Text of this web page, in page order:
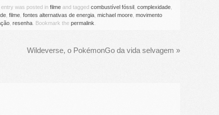
was posted in filme and tagged combustível fóssil complexidade
filme fontes alternativas de energia michael moore movimento
resenha . Bookmark the permalink
Wildeverse, o PokémonGo da vida selvagem »